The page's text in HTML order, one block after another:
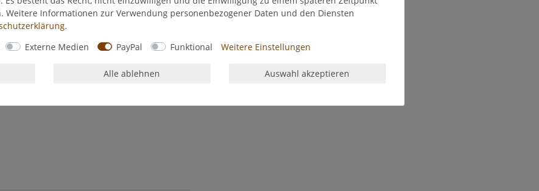
Informationen zur Verwendung personenbezogener Daten und den Diensten
.
Externe Medien PayPal Funktional Weitere Einstellungen
Alle ablehnen Auswahl akzeptieren